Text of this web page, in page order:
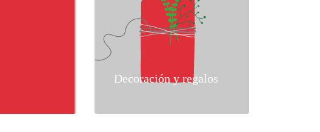
Decoración y regalos